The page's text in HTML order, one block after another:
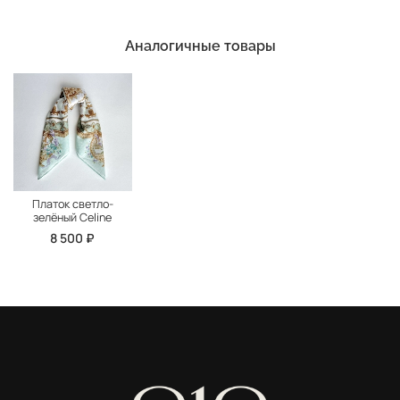
Аналогичные товары
Платок светло-
зелёный Celine
8 500 ₽